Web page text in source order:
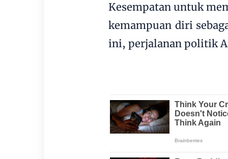
Kesempatan untuk
kemampuan diri
ini, perjalanan politik